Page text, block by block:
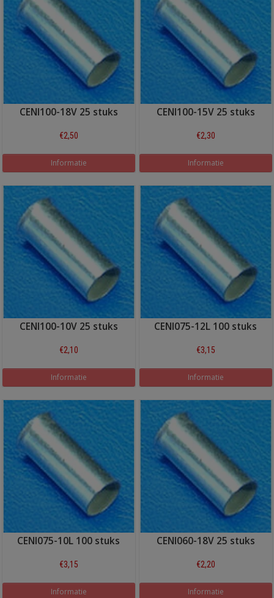
CENI100-18V 25 stuks
€2,50
Informatie
CENI100-15V 25 stuks
€2,30
Informatie
CENI100-10V 25 stuks
€2,10
Informatie
CENI075-12L 100 stuks
€3,15
Informatie
CENI075-10L 100 stuks
€3,15
Informatie
CENI060-18V 25 stuks
€2,20
Informatie